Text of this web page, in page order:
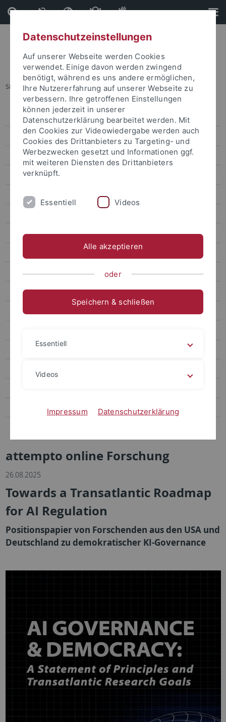
Direkt
zum
Inhalt
Direkt
zur
Fußleiste
Sie sind hier: Startseite ... Forschung
Pressemitteilungen
attempto online
Forschung
Studium
Termine
Newsletter Uni Tübingen aktuell
Forschungsmagazin Attempto
Social Media
attempto online Forschung
26.08.2025
Towards a Transatlantic Roadmap
for AI Regulation
Positionspapier von Forschenden aus den USA und
Deutschland zu demokratischer KI-Governance
Datenschutzeinstellungen
Auf unserer Webseite werden Cookies
verwendet. Einige davon werden zwingend
benötigt, während es uns andere ermöglichen,
Ihre Nutzererfahrung auf unserer Webseite zu
verbessern. Ihre getroffenen Einstellungen
können jederzeit in unserer
Datenschutzerklärung bearbeitet werden. Mit
den Cookies zur Videowiedergabe werden auch
Cookies des Drittanbieters zu Targeting- und
Werbezwecken gesetzt und Informationen ggf.
mit weiteren Diensten des Drittanbieters
verknüpft.
Essentiell Videos
Alle akzeptieren
oder
Speichern & schließen
Essentiell
Videos
Impressum Datenschutzerklärung